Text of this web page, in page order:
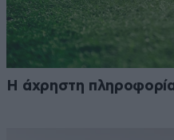
Η άχρηστη